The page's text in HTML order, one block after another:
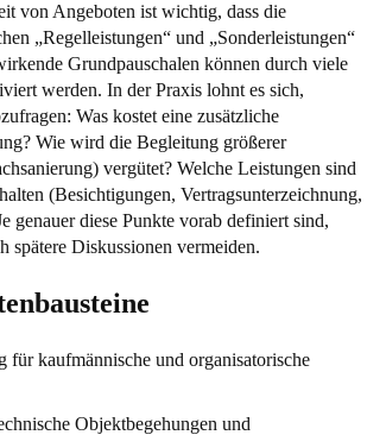
von Angeboten ist wichtig, dass die
„Regelleistungen“ und „Sonderleistungen“
Grundpauschalen können durch viele
werden. In der Praxis lohnt es sich,
Was kostet eine zusätzliche
Wie wird die Begleitung größerer
vergütet? Welche Leistungen sind
(Besichtigungen, Vertragsunterzeichnung,
genauer diese Punkte vorab definiert sind,
spätere Diskussionen vermeiden.
für kaufmännische und organisatorische
Objektbegehungen und